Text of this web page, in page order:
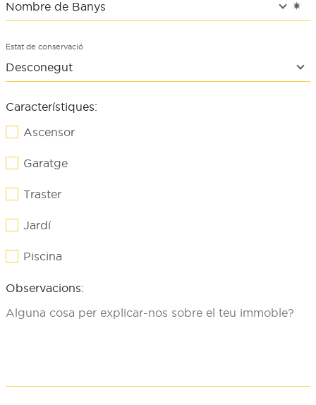
Estat de conservació
Característiques:
Ascensor
Garatge
Traster
Jardí
Piscina
Observacions: